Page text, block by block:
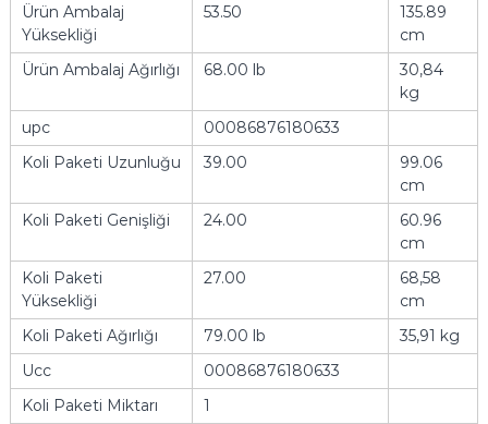
Ürün Ambalaj
Yüksekliği
53.50
135.89
cm
Ürün Ambalaj Ağırlığı
68.00 lb
30,84
kg
upc
00086876180633
Koli Paketi Uzunluğu
39.00
99.06
cm
Koli Paketi Genişliği
24.00
60.96
cm
Koli Paketi
Yüksekliği
27.00
68,58
cm
Koli Paketi Ağırlığı
79.00 lb
35,91 kg
Ucc
00086876180633
Koli Paketi Miktarı
1